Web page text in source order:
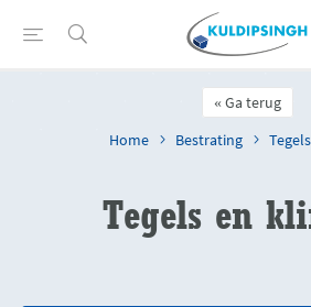
Ga terug
Home
Bestrating
Tegels en